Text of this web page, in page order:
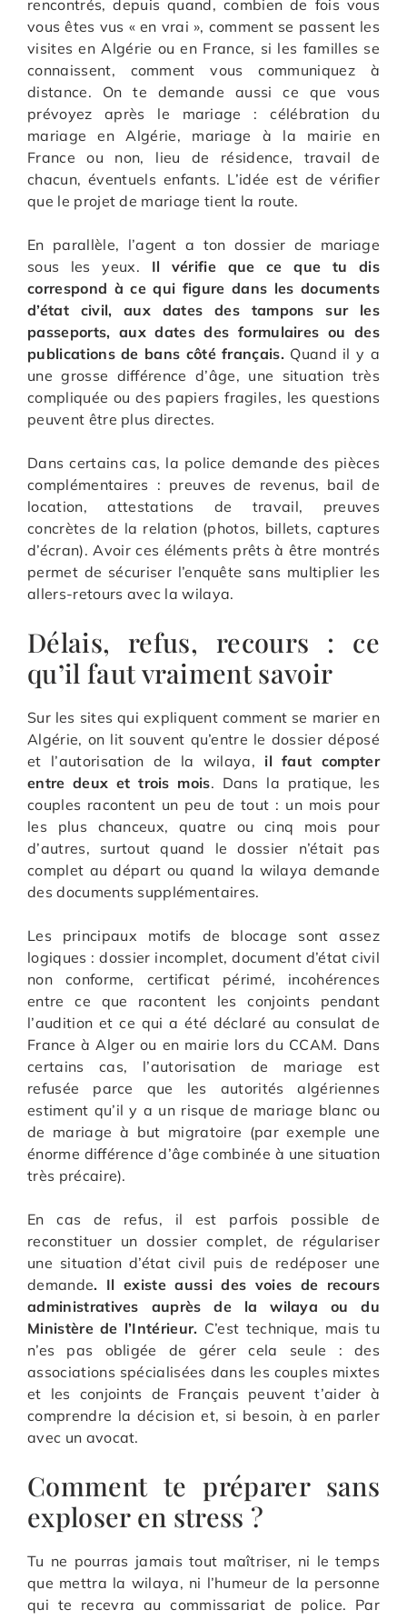
rencontrés, depuis quand, combien de fois vous
vous êtes vus « en vrai », comment se passent les
visites en Algérie ou en France, si les familles se
connaissent, comment vous communiquez à
distance. On te demande aussi ce que vous
prévoyez après le mariage : célébration du
mariage en Algérie, mariage à la mairie en
France ou non, lieu de résidence, travail de
chacun, éventuels enfants. L’idée est de vérifier
que le projet de mariage tient la route.
En parallèle, l’agent a ton dossier de mariage
sous les yeux. Il vérifie que ce que tu dis
correspond à ce qui figure dans les documents
d’état civil, aux dates des tampons sur les
passeports, aux dates des formulaires ou des
publications de bans côté français. Quand il y a
une grosse différence d’âge, une situation très
compliquée ou des papiers fragiles, les questions
peuvent être plus directes.
Dans certains cas, la police demande des pièces
complémentaires : preuves de revenus, bail de
location, attestations de travail, preuves
concrètes de la relation (photos, billets, captures
d’écran). Avoir ces éléments prêts à être montrés
permet de sécuriser l’enquête sans multiplier les
allers-retours avec la wilaya.
Délais, refus, recours : ce
qu’il faut vraiment savoir
Sur les sites qui expliquent comment se marier en
Algérie, on lit souvent qu’entre le dossier déposé
et l’autorisation de la wilaya, il faut compter
entre deux et trois mois. Dans la pratique, les
couples racontent un peu de tout : un mois pour
les plus chanceux, quatre ou cinq mois pour
d’autres, surtout quand le dossier n’était pas
complet au départ ou quand la wilaya demande
des documents supplémentaires.
Les principaux motifs de blocage sont assez
logiques : dossier incomplet, document d’état civil
non conforme, certificat périmé, incohérences
entre ce que racontent les conjoints pendant
l’audition et ce qui a été déclaré au consulat de
France à Alger ou en mairie lors du CCAM. Dans
certains cas, l’autorisation de mariage est
refusée parce que les autorités algériennes
estiment qu’il y a un risque de mariage blanc ou
de mariage à but migratoire (par exemple une
énorme différence d’âge combinée à une situation
très précaire).
En cas de refus, il est parfois possible de
reconstituer un dossier complet, de régulariser
une situation d’état civil puis de redéposer une
demande. Il existe aussi des voies de recours
administratives auprès de la wilaya ou du
Ministère de l’Intérieur. C’est technique, mais tu
n’es pas obligée de gérer cela seule : des
associations spécialisées dans les couples mixtes
et les conjoints de Français peuvent t’aider à
comprendre la décision et, si besoin, à en parler
avec un avocat.
Comment te préparer sans
exploser en stress ?
Tu ne pourras jamais tout maîtriser, ni le temps
que mettra la wilaya, ni l’humeur de la personne
qui te recevra au commissariat de police. Par